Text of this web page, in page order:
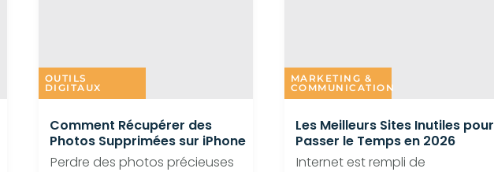
OUTILS
DIGITAUX
Comment Récupérer des
Photos Supprimées sur iPhone
Perdre des photos précieuses
MARKETING &
COMMUNICATION
Les Meilleurs Sites Inutiles pour
Passer le Temps en 2026
Internet est rempli de